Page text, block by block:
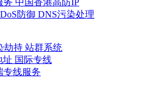
务 中国香港高防IP
防御 DNS污染处理
劫持 站群系统
址 国际专线
专线服务